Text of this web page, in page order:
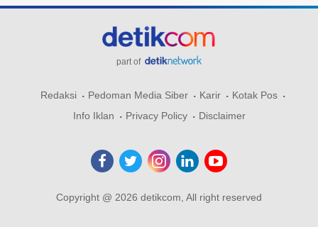
part of
Redaksi Pedoman Media Siber Karir
Kotak Pos
Info Iklan
Privacy Policy Disclaimer
Copyright @ 2026 detikcom, All right reserved